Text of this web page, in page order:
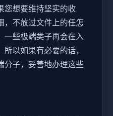
您想要维持坚实的收
，不放过文件上的任怎
一些极端类子再会在入
以如果有必要的话，
分子，妥善地办理这些